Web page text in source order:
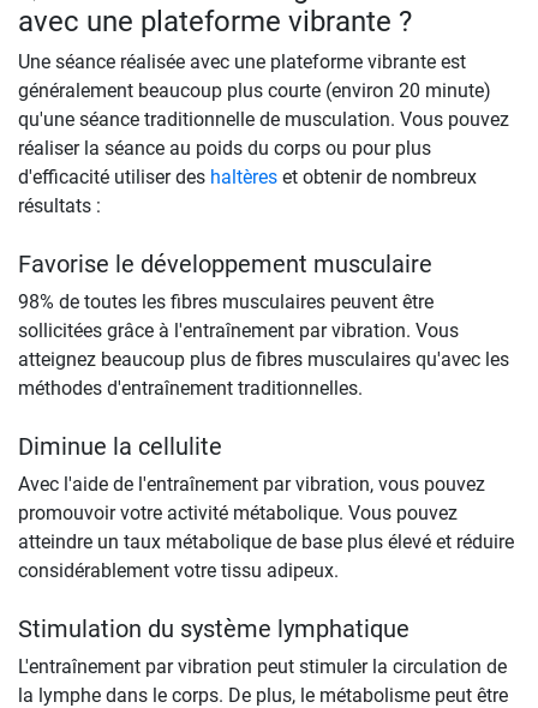
avec une plateforme vibrante ?
Une séance réalisée avec une plateforme vibrante est
généralement beaucoup plus courte (environ 20 minute)
qu'une séance traditionnelle de musculation. Vous pouvez
réaliser la séance au poids du corps ou pour plus
d'efficacité utiliser des haltères et obtenir de nombreux
résultats :
Favorise le développement musculaire
98% de toutes les fibres musculaires peuvent être
sollicitées grâce à l'entraînement par vibration. Vous
atteignez beaucoup plus de fibres musculaires qu'avec les
méthodes d'entraînement traditionnelles.
Diminue la cellulite
Avec l'aide de l'entraînement par vibration, vous pouvez
promouvoir votre activité métabolique. Vous pouvez
atteindre un taux métabolique de base plus élevé et réduire
considérablement votre tissu adipeux.
Stimulation du système lymphatique
L'entraînement par vibration peut stimuler la circulation de
la lymphe dans le corps. De plus, le métabolisme peut être